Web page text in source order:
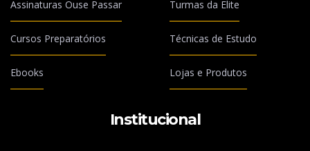
Assinaturas Ouse Passar Turmas da Elite
Cursos Preparatórios Técnicas de Estudo
Ebooks Lojas e Produtos
Institucional